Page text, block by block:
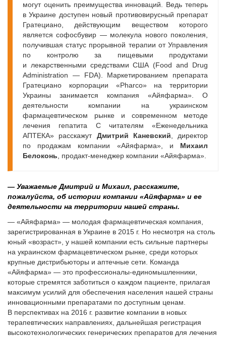
могут оценить преимущества инноваций. Ведь теперь
в Украине доступен новый противовирусный препарат
Гратециано, действующим веществом которого
является софосбувир — молекула нового поколения,
получившая статус прорывной терапии от Управления
по контролю за пищевыми продуктами
и лекарственными средствами США (Food and Drug
Administration — FDA). Маркетированием препарата
Гратециано корпорации «Pharco» на территории
Украины занимается компания «Айяфарма». О
деятельности компании на украинском
фармацевтическом рынке и современном методе
лечения гепатита С читателям «Еженедельника
АПТЕКА» расскажут Дмитрий Каневский , директор
по продажам компании «Айяфарма», и Михаил
Белоконь , продакт-менеджер компании «Айяфарма».
— Уважаемые Дмитрий и Михаил, расскажите,
пожалуйста, об истории компании «Айяфарма» и ее
деятельности на территории нашей страны.
— «Айяфарма» — молодая фармацевтическая компания,
зарегистрированная в Украине в 2015 г. Но несмотря на столь
юный «возраст», у нашей компании есть сильные партнеры
на украинском фармацевтическом рынке, среди которых
крупные дистрибьюторы и аптечные сети. Команда
«Айяфарма» — это профессионалы-единомышленники,
которые стремятся заботиться о каждом пациенте, прилагая
максимум усилий для обеспечения населения нашей страны
инновационными препаратами по доступным ценам.
В перспективах на 2016 г. развитие компании в новых
терапевтических направлениях, дальнейшая регистрация
высокотехнологических генерических препаратов для лечения